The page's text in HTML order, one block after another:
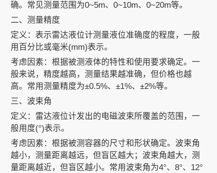
确。常见测量范围为0~5m、0~10m、0~20m等。
二、测量精度
定义：表示雷达液位计测量液位准确度的程度，一般
用百分比或毫米(mm)表示。
考虑因素：根据被测液体的特性和使用要求确定。一
般来说，精度越高，测量结果越准确，但价格也越
高。常用测量精度为±0.5%、±1%、±2%等。
三、波束角
定义：雷达液位计发出的电磁波束所覆盖的范围，一
般用度(°)表示。
考虑因素：根据被测容器的尺寸和形状确定。波束角
越小，测量距离越远，但盲区越大；波束角越大，测
量距离越近，但盲区越小。常用波束角为4°、8°、12°